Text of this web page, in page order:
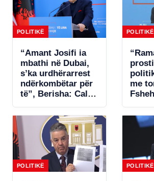
POLITIKË
“Amant Josifi ia
mbathi në Dubai,
s’ka urdhërarrest
ndërkombëtar për
të”, Berisha: Call-
janë fenomeni më
kriminal në
Shqipëri
POLITIKË
me
POLITIKË POLITIKË